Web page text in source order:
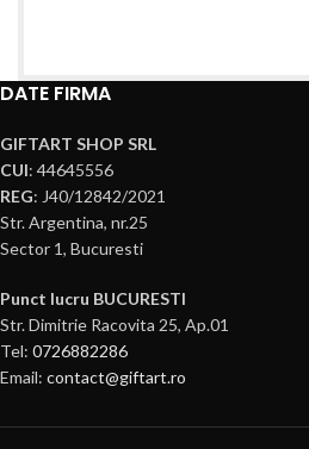
DATE FIRMA
GIFTART SHOP SRL
CUI: 44645556
REG: J40/12842/2021
Str. Argentina, nr.25
Sector 1, Bucuresti
Punct lucru BUCURESTI
Str. Dimitrie Racovita 25, Ap.01
Tel: 0726882286
Email: contact@giftart.ro